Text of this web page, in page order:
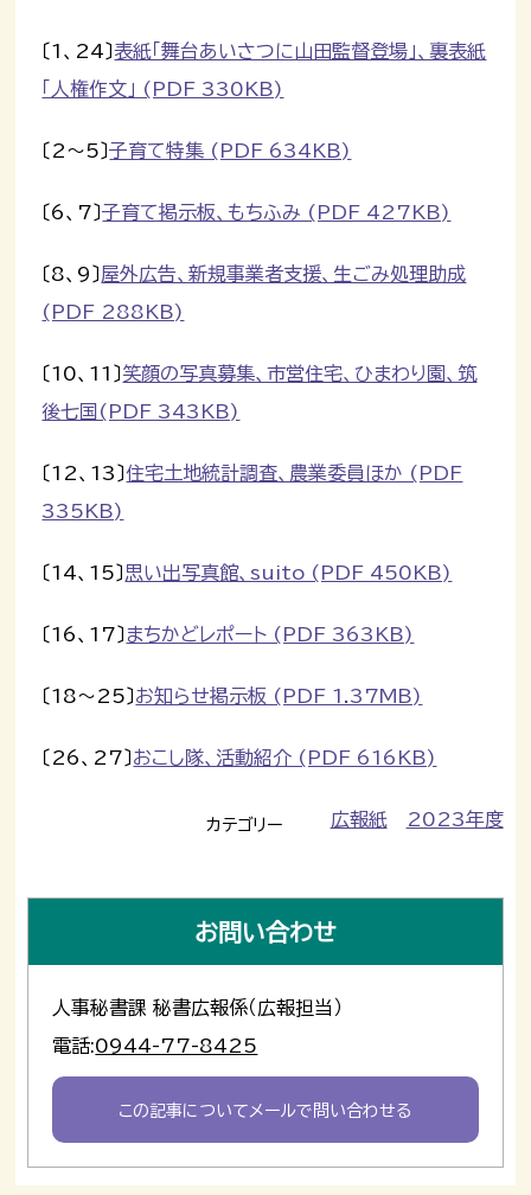
〔1、24〕表紙「舞台あいさつに山田監督登場」、裏表紙
「人権作文」 (PDF 330KB)
〔2～5〕子育て特集 (PDF 634KB)
〔6、7〕子育て掲示板、もちふみ (PDF 427KB)
〔8、9〕 屋外広告、新規事業者支援、生ごみ処理助成
(PDF 288KB)
〔10、11〕 笑顔の写真募集、市営住宅、ひまわり園、筑
後七国(PDF 343KB)
〔12、13〕住宅土地統計調査、農業委員ほか (PDF
335KB)
〔14、15〕 思い出写真館、suito (PDF 450KB)
〔16、17〕 まちかどレポート (PDF 363KB)
〔18～25〕 お知らせ掲示板 (PDF 1.37MB)
〔26、27〕 おこし隊、活動紹介 (PDF 616KB)
カテゴリー 広報紙 2023年度
お問い合わせ
人事秘書課 秘書広報係（広報担当）
電話:0944-77-8425
この記事についてメールで問い合わせる